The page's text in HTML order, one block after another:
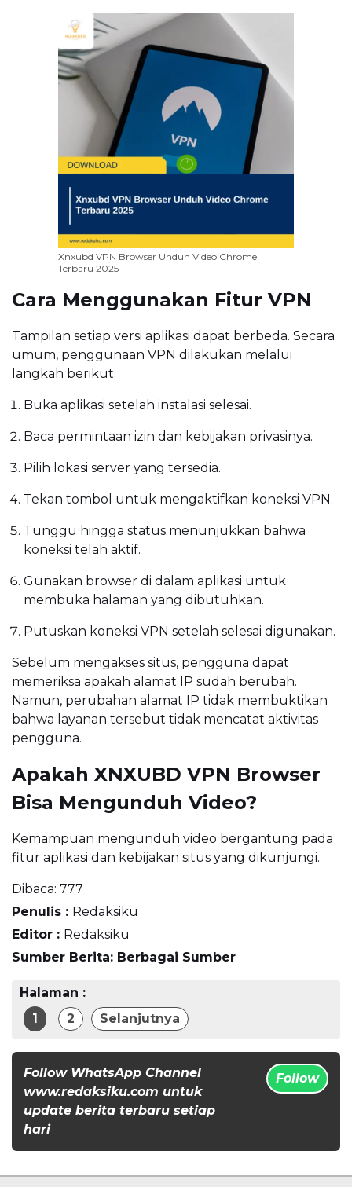
Xnxubd VPN Browser Unduh Video Chrome
Terbaru 2025
Cara Menggunakan Fitur VPN
Tampilan setiap versi aplikasi dapat berbeda. Secara
umum, penggunaan VPN dilakukan melalui
langkah berikut:
Buka aplikasi setelah instalasi selesai.
Baca permintaan izin dan kebijakan privasinya.
Pilih lokasi server yang tersedia.
Tekan tombol untuk mengaktifkan koneksi VPN.
Tunggu hingga status menunjukkan bahwa
koneksi telah aktif.
Gunakan browser di dalam aplikasi untuk
membuka halaman yang dibutuhkan.
Putuskan koneksi VPN setelah selesai digunakan.
Sebelum mengakses situs, pengguna dapat
memeriksa apakah alamat IP sudah berubah.
Namun, perubahan alamat IP tidak membuktikan
bahwa layanan tersebut tidak mencatat aktivitas
pengguna.
Apakah XNXUBD VPN Browser
Bisa Mengunduh Video?
Kemampuan mengunduh video bergantung pada
fitur aplikasi dan kebijakan situs yang dikunjungi.
Dibaca: 777
Penulis : Redaksiku
Editor : Redaksiku
Sumber Berita: Berbagai Sumber
Halaman :
1
2 Selanjutnya
Follow WhatsApp Channel
www.redaksiku.com untuk
update berita terbaru setiap
hari
Follow